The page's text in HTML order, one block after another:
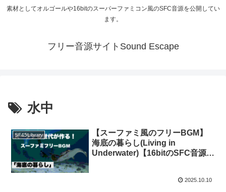
素材としてオルゴールや16bitのスーパーファミコン風のSFC音源を公開してい
ます。
フリー音源サイトSound Escape
水中
SF45Library
【スーファミ風のフリーBGM】
海底の暮らし(Living in
Underwater)【16bitのSFC音源の
2025.10.10